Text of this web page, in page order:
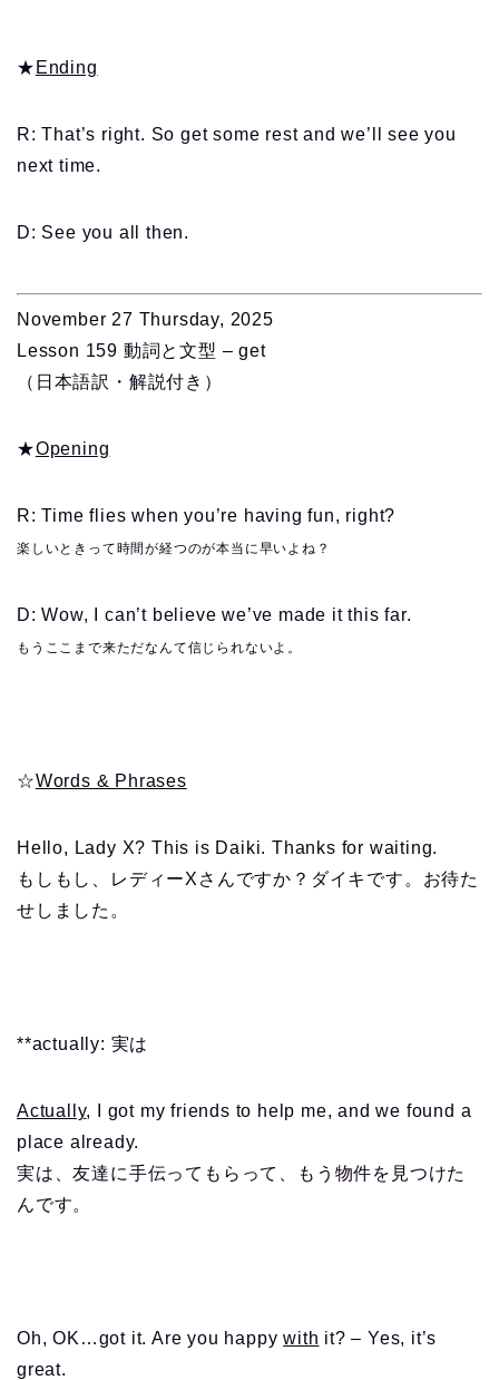
★ Ending
R: That’s right. So get some rest and we’ll see you
next time.
D: See you all then.
November 27 Thursday, 2025
Lesson 159 動詞と文型 – get
（日本語訳・解説付き）
★Opening
R: Time flies when you’re having fun, right?
楽しいときって時間が経つのが本当に早いよね？
D: Wow, I can’t believe we’ve made it this far.
もうここまで来ただなんて信じられないよ。
☆Words & Phrases
Hello, Lady X? This is Daiki. Thanks for waiting.
もしもし、レディーXさんですか？ダイキです。お待た
せしました。
**actually: 実は
Actually, I got my friends to help me, and we found a
place already.
実は、友達に手伝ってもらって、もう物件を見つけた
んです。
Oh, OK…got it. Are you happywith it? – Yes, it’s
great.